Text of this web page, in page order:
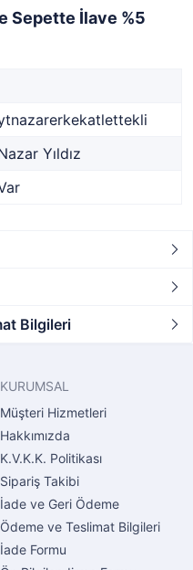
Sepette İlave %5
Yıldız
Bilgileri
KURUMSAL
Müşteri Hizmetleri
Hakkımızda
K.V.K.K. Politikası
Sipariş Takibi
İade ve Geri Ödeme
Ödeme ve Teslimat Bilgileri
İade Formu